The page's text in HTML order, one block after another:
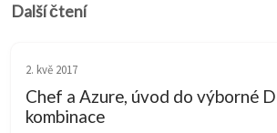
Další čtení
2. kvě 2017
Chef a Azure, úvod do výborné
kombinace